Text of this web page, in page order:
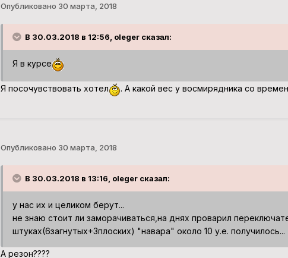
Опубликовано 30 марта, 2018
В 30.03.2018 в 12:56, oleger сказал:
Я в курсе
Я посочувствовать хотел . А какой вес у восмирядника со
Опубликовано 30 марта, 2018
В 30.03.2018 в 13:16, oleger сказал:
у нас их и целиком берут...
не знаю стоит ли заморачиваться,на днях проварил
штуках(6загнутых+3плоских) "навара" около 10 у.е. получилось...
А резон????